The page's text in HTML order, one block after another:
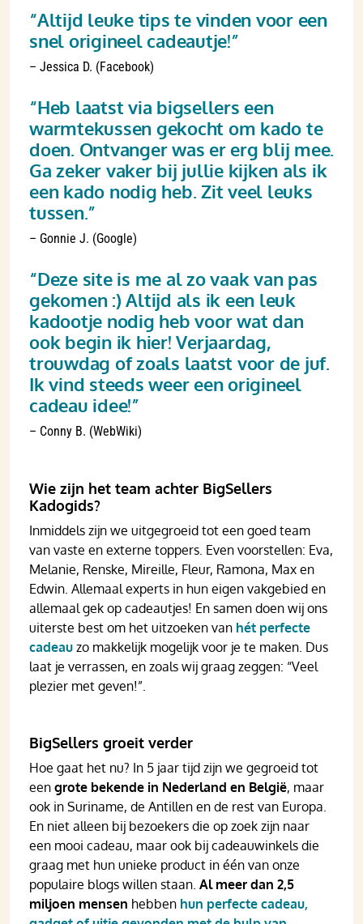
“Altijd leuke tips te vinden voor een
snel origineel cadeautje!”
– Jessica D. (Facebook)
“Heb laatst via bigsellers een
warmtekussen gekocht om kado te
doen. Ontvanger was er erg blij mee.
Ga zeker vaker bij jullie kijken als ik
een kado nodig heb. Zit veel leuks
tussen.”
– Gonnie J. (Google)
“Deze site is me al zo vaak van pas
gekomen :) Altijd als ik een leuk
kadootje nodig heb voor wat dan
ook begin ik hier! Verjaardag,
trouwdag of zoals laatst voor de juf.
Ik vind steeds weer een origineel
cadeau idee!”
– Conny B. (WebWiki)
Wie zijn het team achter BigSellers
Kadogids?
Inmiddels zijn we uitgegroeid tot een goed team
van vaste en externe toppers. Even voorstellen: Eva,
Melanie, Renske, Mireille, Fleur, Ramona, Max en
Edwin. Allemaal experts in hun eigen vakgebied en
allemaal gek op cadeautjes! En samen doen wij ons
uiterste best om het uitzoeken van hét perfecte
cadeau zo makkelijk mogelijk voor je te maken. Dus
laat je verrassen, en zoals wij graag zeggen: “Veel
plezier met geven!”.
BigSellers groeit verder
Hoe gaat het nu? In 5 jaar tijd zijn we gegroeid tot
een grote bekende in Nederland en België, maar
ook in Suriname, de Antillen en de rest van Europa.
En niet alleen bij bezoekers die op zoek zijn naar
een mooi cadeau, maar ook bij cadeauwinkels die
graag met hun unieke product in één van onze
populaire blogs willen staan. Al meer dan 2,5
miljoen mensen hebben hun perfecte cadeau,